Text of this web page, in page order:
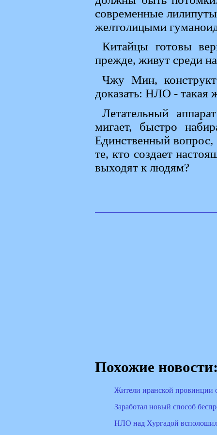
современные
желтолицыми
Китайцы готовы
прежде, живут среди
Чжу Мин,
доказать: НЛО - такая
Летательный
мигает, быстро
Единственный вопрос,
те, кто создает
выходят к людям?
Похожие
Жители иранской провинции
Заработал новый способ
НЛО над Хургадой